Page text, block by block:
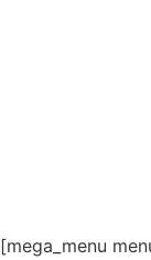
[mega_menu